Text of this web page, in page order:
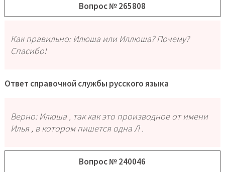
Вопрос № 265808
Как правильно: Илюша или Иллюша? Почему?
Спасибо!
Ответ справочной службы русского языка
Верно: Илюша , так как это производное от имени
Илья , в котором пишется одна Л .
Вопрос № 240046